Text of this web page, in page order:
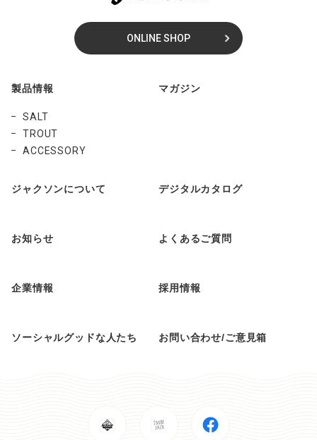
ONLINE SHOP
製品情報
SALT
TROUT
ACCESSORY
マガジン
ジャクソンについて デジタルカタログ
お知らせ よくあるご質問
企業情報 採用情報
ソーシャルグッドな人たち お問い合わせ/ご意見箱